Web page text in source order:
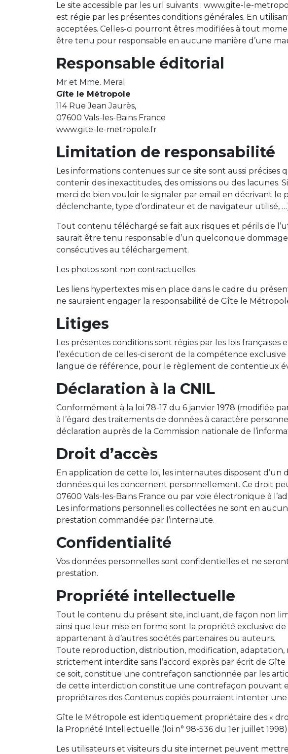
Le site accessible par les url suivants : www.gite-le-
est régie par les présentes conditions générales. En
acceptées. Celles-ci pourront êtres modifiées à tout
être tenu pour responsable en aucune manière d’une
Responsable éditorial
Mr et Mme. Meral
Gîte le Métropole
114 Rue Jean Jaurès,
07600 Vals-les-Bains France
www.gite-le-metropole.fr
Limitation de responsabilité
Les informations contenues sur ce site sont aussi
contenir des inexactitudes, des omissions ou des
merci de bien vouloir le signaler par email en décrivant le
déclenchante, type d’ordinateur et de navigateur utilisé,
Tout contenu téléchargé se fait aux risques et périls de
saurait être tenu responsable d’un quelconque
consécutives au téléchargement.
Les photos sont non contractuelles.
Les liens hypertextes mis en place dans le cadre du
ne sauraient engager la responsabilité de Gîte le
Litiges
Les présentes conditions sont régies par les lois
l’exécution de celles-ci seront de la compétence
langue de référence, pour le règlement de contentieux
Déclaration à la CNIL
Conformément à la loi 78-17 du 6 janvier 1978 (modifiée
à l’égard des traitements de données à caractère
déclaration auprès de la Commission nationale de
Droit d’accès
En application de cette loi, les internautes disposent
données qui les concernent personnellement. Ce droit
07600 Vals-les-Bains France ou par voie électronique à
Les informations personnelles collectées ne sont en
prestation commandée par l’internaute.
Confidentialité
Vos données personnelles sont confidentielles et ne
prestation.
Propriété intellectuelle
Tout le contenu du présent site, incluant, de façon non
ainsi que leur mise en forme sont la propriété exclusive
appartenant à d’autres sociétés partenaires ou auteurs.
Toute reproduction, distribution, modification,
strictement interdite sans l’accord exprès par écrit de
ce soit, constitue une contrefaçon sanctionnée par les
de cette interdiction constitue une contrefaçon pouvant
propriétaires des Contenus copiés pourraient intenter
Gîte le Métropole est identiquement propriétaire des «
la Propriété Intellectuelle (loi n° 98-536 du 1er juillet
Les utilisateurs et visiteurs du site internet peuvent